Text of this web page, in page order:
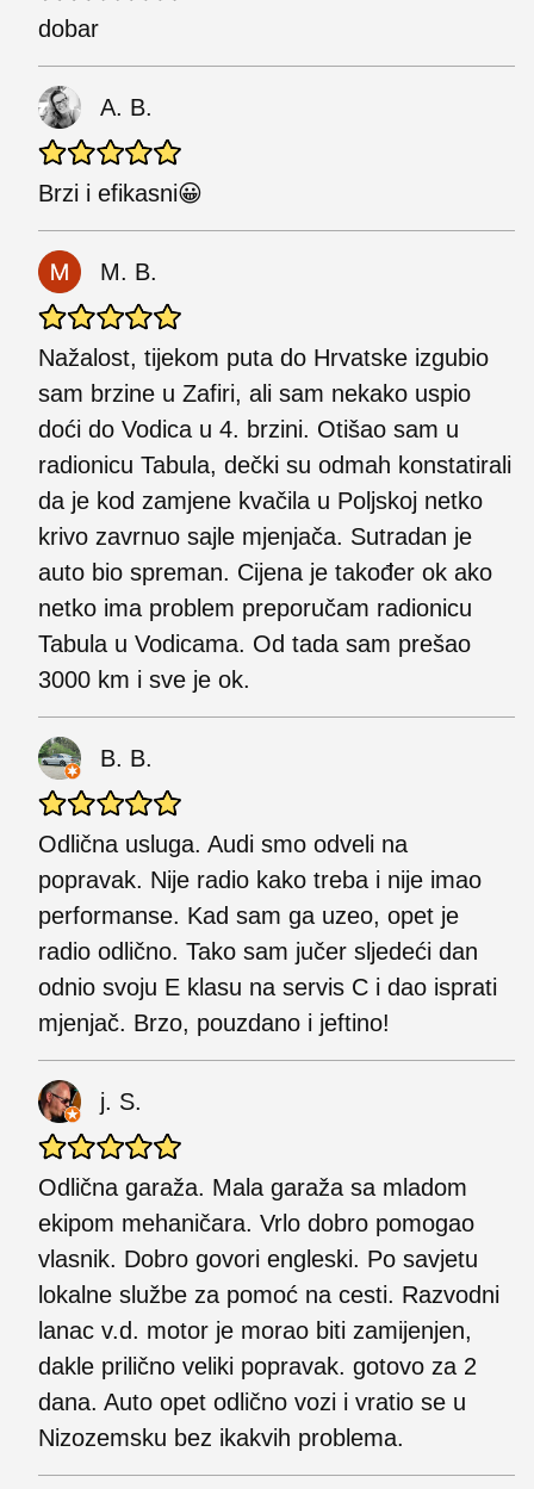
dobar
A. B.
Brzi i efikasni😀
M. B.
Nažalost, tijekom puta do Hrvatske izgubio
sam brzine u Zafiri, ali sam nekako uspio
doći do Vodica u 4. brzini. Otišao sam u
radionicu Tabula, dečki su odmah konstatirali
da je kod zamjene kvačila u Poljskoj netko
krivo zavrnuo sajle mjenjača. Sutradan je
auto bio spreman. Cijena je također ok ako
netko ima problem preporučam radionicu
Tabula u Vodicama. Od tada sam prešao
3000 km i sve je ok.
B. B.
Odlična usluga. Audi smo odveli na
popravak. Nije radio kako treba i nije imao
performanse. Kad sam ga uzeo, opet je
radio odlično. Tako sam jučer sljedeći dan
odnio svoju E klasu na servis C i dao isprati
mjenjač. Brzo, pouzdano i jeftino!
j. S.
Odlična garaža. Mala garaža sa mladom
ekipom mehaničara. Vrlo dobro pomogao
vlasnik. Dobro govori engleski. Po savjetu
lokalne službe za pomoć na cesti. Razvodni
lanac v.d. motor je morao biti zamijenjen,
dakle prilično veliki popravak. gotovo za 2
dana. Auto opet odlično vozi i vratio se u
Nizozemsku bez ikakvih problema.